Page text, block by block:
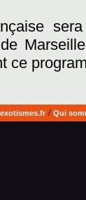
ce
/ Qui